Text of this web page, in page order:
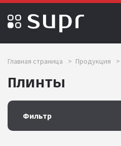
Главная страница > Продукция >
Плинты
Фильтр